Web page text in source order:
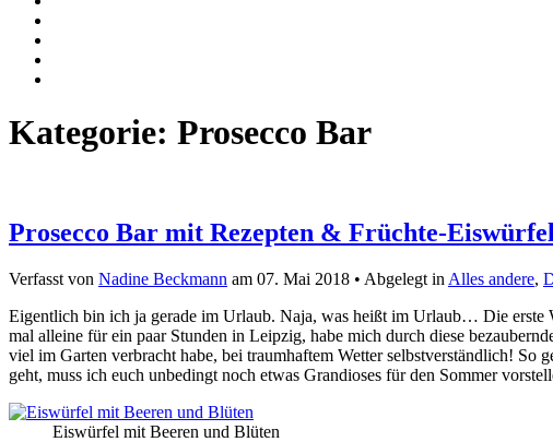
Kategorie: Prosecco Bar
Prosecco Bar mit Rezepten & Früchte-
Verfasst von Nadine Beckmann am 07. Mai 2018 • Abgelegt in Alles andere,
Eigentlich bin ich ja gerade im Urlaub. Naja, was heißt im Urlaub… Die erste
mal alleine für ein paar Stunden in Leipzig, habe mich durch diese
viel im Garten verbracht habe, bei traumhaftem Wetter selbstverständlich!
geht, muss ich euch unbedingt noch etwas Grandioses für den Sommer
Eiswürfel mit Beeren und Blüten